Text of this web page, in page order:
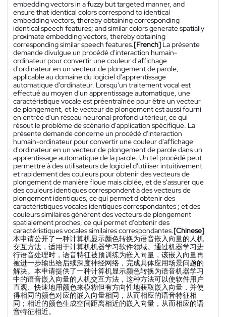
embedding vectors in a fuzzy but targeted manner, and
ensure that identical colors correspond to identical
embedding vectors, thereby obtaining corresponding
identical speech features; and similar colors generate spatially
proximate embedding vectors, thereby obtaining
corresponding similar speech features.[French] La présente
demande divulgue un procédé d'interaction humain-
ordinateur pour convertir une couleur d'affichage
d'ordinateur en un vecteur de plongement de parole,
applicable au domaine du logiciel d'apprentissage
automatique d'ordinateur. Lorsqu'un traitement vocal est
effectué au moyen d'un apprentissage automatique, une
caractéristique vocale est préentraînée pour être un vecteur
de plongement, et le vecteur de plongement est aussi fourni
en entrée d'un réseau neuronal profond ultérieur, ce qui
résout le problème de scénario d'application spécifique. La
présente demande concerne un procédé d'interaction
humain-ordinateur pour convertir une couleur d'affichage
d'ordinateur en un vecteur de plongement de parole dans un
apprentissage automatique de la parole. Un tel procédé peut
permettre à des utilisateurs de logiciel d'utiliser intuitivement
et rapidement des couleurs pour obtenir des vecteurs de
plongement de manière floue mais ciblée, et de s'assurer que
des couleurs identiques correspondent à des vecteurs de
plongement identiques, ce qui permet d'obtenir des
caractéristiques vocales identiques correspondantes ; et des
couleurs similaires génèrent des vecteurs de plongement
spatialement proches, ce qui permet d'obtenir des
caractéristiques vocales similaires correspondantes.[Chinese]
本申请公开了一种计算机显示颜色转换为语音嵌入向量的人机
交互方法，适用于计算机机器学习软件领域。通过机器学习进
行语音处理时，语音特征被预训练为嵌入向量，该嵌入向量再
被进一步输出给后续深度神经网络，完成具体应用场景问题的
解决。本申请提供了一种计算机显示颜色转换为语音机器学习
中的语音嵌入向量的人机交互方法，这种方法可以使软件用户
直观、快速地用颜色来模糊但有方向性地获取嵌入向量，并使
得相同的颜色对应的嵌入向量相同，从而相应的语音特征相
同；相近的颜色生成空间距离相近的嵌入向量，从而相应的语
音特征相近。